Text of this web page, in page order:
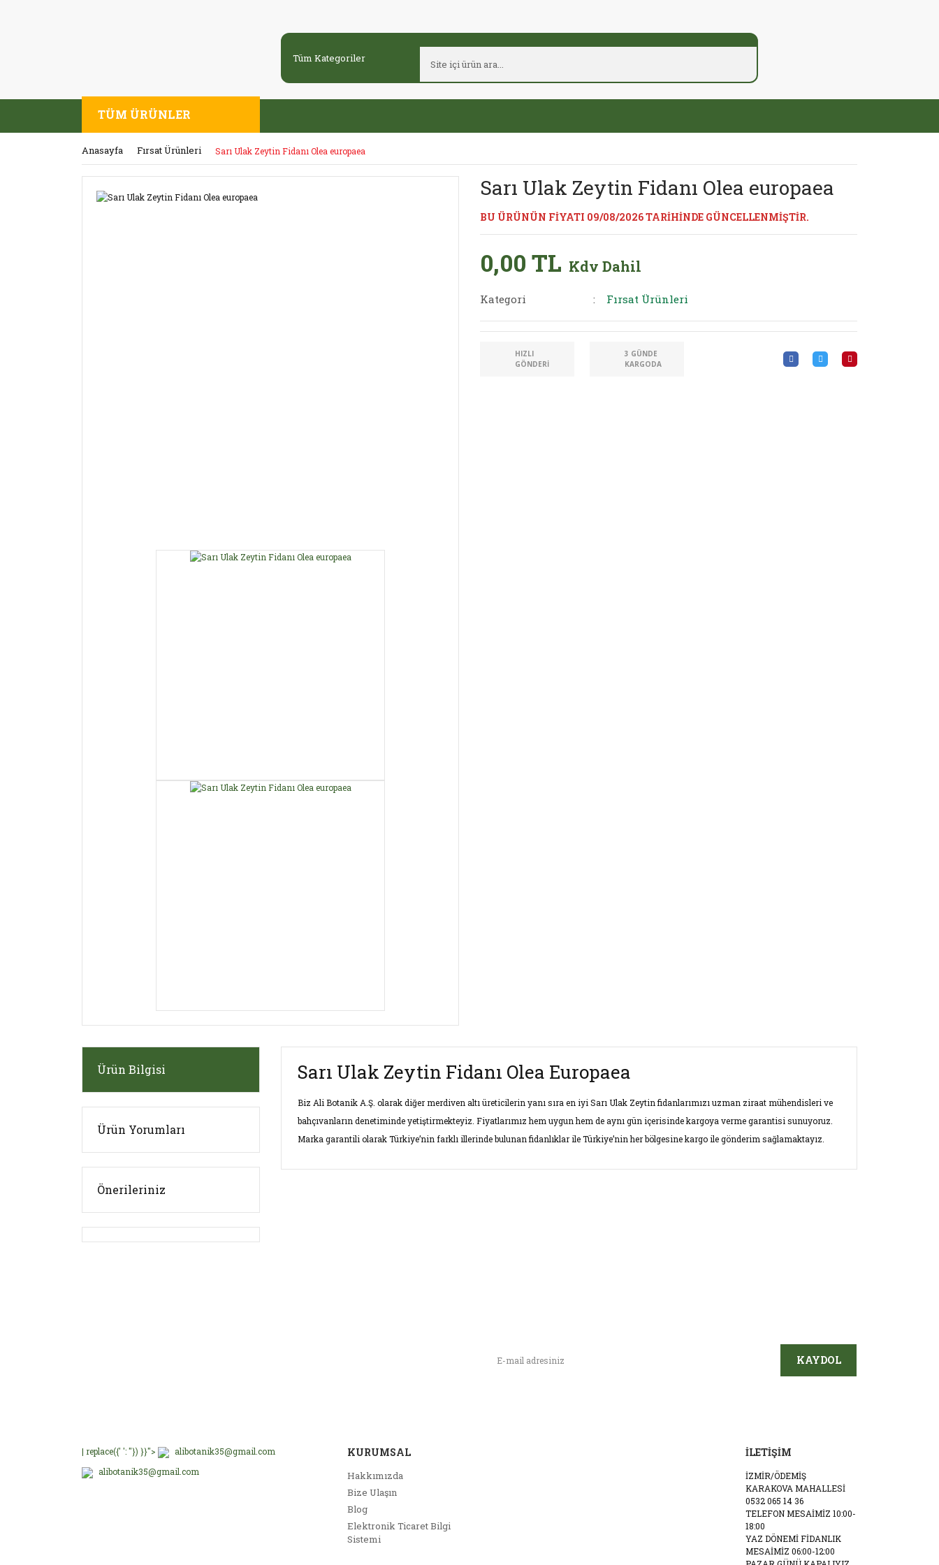
TÜM ÜRÜNLER
Anasayfa Fırsat Ürünleri Sarı Ulak Zeytin Fidanı Olea europaea
Sarı Ulak Zeytin Fidanı Olea europaea
BU ÜRÜNÜN FİYATI 09/08/2026 TARİHİNDE GÜNCELLENMİŞTİR.
0,00 TL Kdv Dahil
Kategori Fırsat Ürünleri
HIZLI
GÖNDERI
3 GÜNDE
KARGODA
Ürün Bilgisi
Ürün Yorumları
Önerileriniz
Sarı Ulak Zeytin Fidanı Olea Europaea
Biz Ali Botanik A.Ş. olarak diğer merdiven altı üreticilerin yanı sıra en iyi Sarı Ulak Zeytin fidanlarımızı uzman ziraat mühendisleri ve
bahçıvanların denetiminde yetiştirmekteyiz. Fiyatlarımız hem uygun hem de aynı gün içerisinde kargoya verme garantisi sunuyoruz.
Marka garantili olarak Türkiye’nin farklı illerinde bulunan fidanlıklar ile Türkiye’nin her bölgesine kargo ile gönderim sağlamaktayız.
KAYDOL
| replace({' ': ''}) }}">
alibotanik35@gmail.com
alibotanik35@gmail.com
KURUMSAL
Hakkımızda
Bize Ulaşın
Blog
Elektronik Ticaret Bilgi
Sistemi
İLETİŞİM
İZMİR/ÖDEMİŞ
KARAKOVA MAHALLESİ
0532 065 14 36
TELEFON MESAİMİZ 10:00-
18:00
YAZ DÖNEMİ FİDANLIK
MESAİMİZ 06:00-12:00